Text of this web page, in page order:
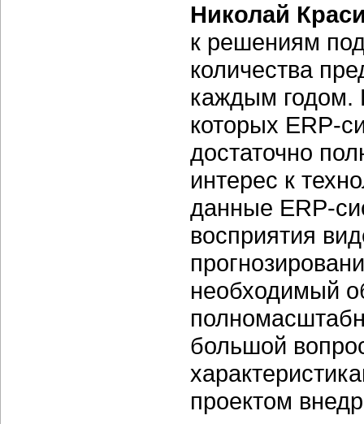
Николай
к решениям
количества
каждым годом.
которых ERP-
достаточно
интерес к
данные ERP-
восприятия
необходимый
большой
проектом